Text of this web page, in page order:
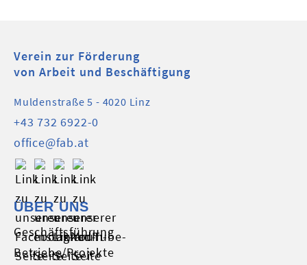
presse@fab.at
Verein zur Förderung
von Arbeit und Beschäftigung
Muldenstraße 5 - 4020 Linz
+43 732 6922-0
office@fab.at
ÜBER UNS
Geschäftsführung
Betriebe/Projekte